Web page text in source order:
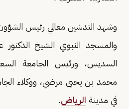
وشهد التدشين معالي رئيس الشؤون
والمسجد النبوي الشيخ الدكتور
السديس، ورئيس الجامعة
محمد بن يحيى مرضي، ووكلاء
في مدينة الرياض.